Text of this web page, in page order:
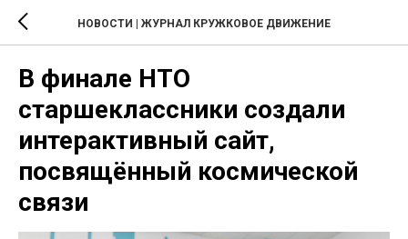
НОВОСТИ | ЖУРНАЛ КРУЖКОВОЕ ДВИЖЕНИЕ
В финале НТО
старшеклассники создали
интерактивный сайт,
посвящённый космической
связи